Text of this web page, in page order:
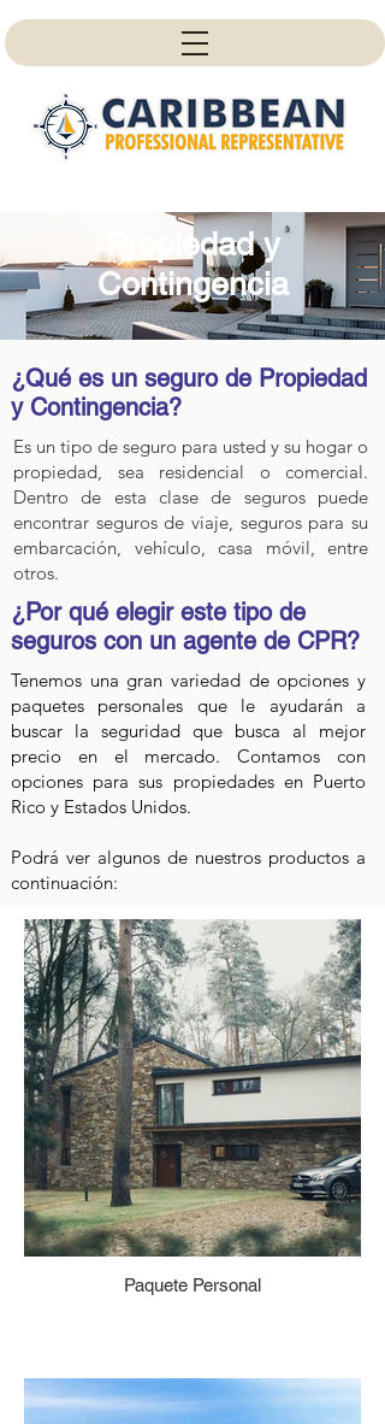
Propiedad y
Contingencia
¿Qué es un seguro de Propiedad
y Contingencia?
Es un tipo de seguro para usted y su hogar o
propiedad, sea residencial o comercial.
Dentro de esta clase de seguros puede
encontrar seguros de viaje, seguros para su
embarcación, vehículo, casa móvil, entre
otros.
¿Por qué elegir este tipo de
seguros con un agente de CPR?
Tenemos una gran variedad de opciones y
paquetes personales que le ayudarán a
buscar la seguridad que busca al mejor
precio en el mercado. Contamos con
opciones para sus propiedades en Puerto
Rico y Estados Unidos.
Podrá ver algunos de nuestros productos a
continuación:
Paquete Personal